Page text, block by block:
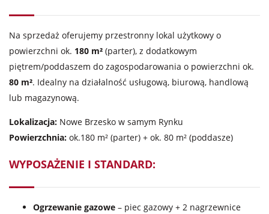
Na sprzedaż oferujemy przestronny lokal użytkowy o
powierzchni ok. 180 m² (parter), z dodatkowym
piętrem/poddaszem do zagospodarowania o powierzchni ok.
80 m². Idealny na działalność usługową, biurową, handlową
lub magazynową.
Lokalizacja: Nowe Brzesko w samym Rynku
Powierzchnia: ok.180 m² (parter) + ok. 80 m² (poddasze)
WYPOSAŻENIE I STANDARD:
Ogrzewanie gazowe – piec gazowy + 2 nagrzewnice